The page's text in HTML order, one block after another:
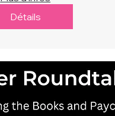
Détails